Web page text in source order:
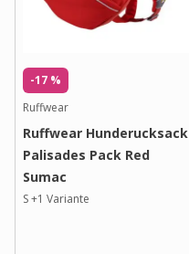
-17 %
Ruffwear
Ruffwear Hunderucksack
Palisades Pack Red
Sumac
S+1 Variante